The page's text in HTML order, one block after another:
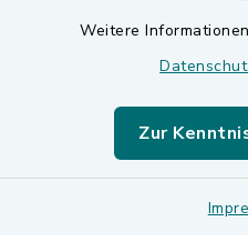
Weitere
Zur